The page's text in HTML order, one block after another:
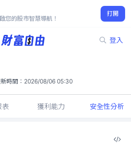
您的股市智慧導航！
打開
登入
-0.22%
時間： 2026/08/06 05:30
表 獲利能力 安全性分析